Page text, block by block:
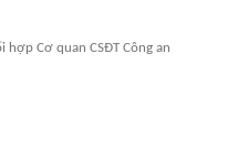
hợp Cơ quan CSĐT Công an